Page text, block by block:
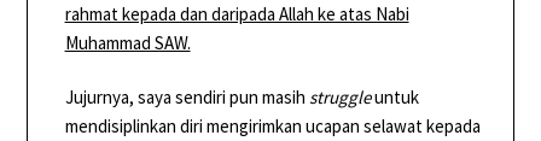
rahmat kepada dan daripada Allah ke atas Nabi
Muhammad SAW.
Jujurnya, saya sendiri pun masih struggleuntuk
mendisiplinkan diri mengirimkan ucapan selawat kepada